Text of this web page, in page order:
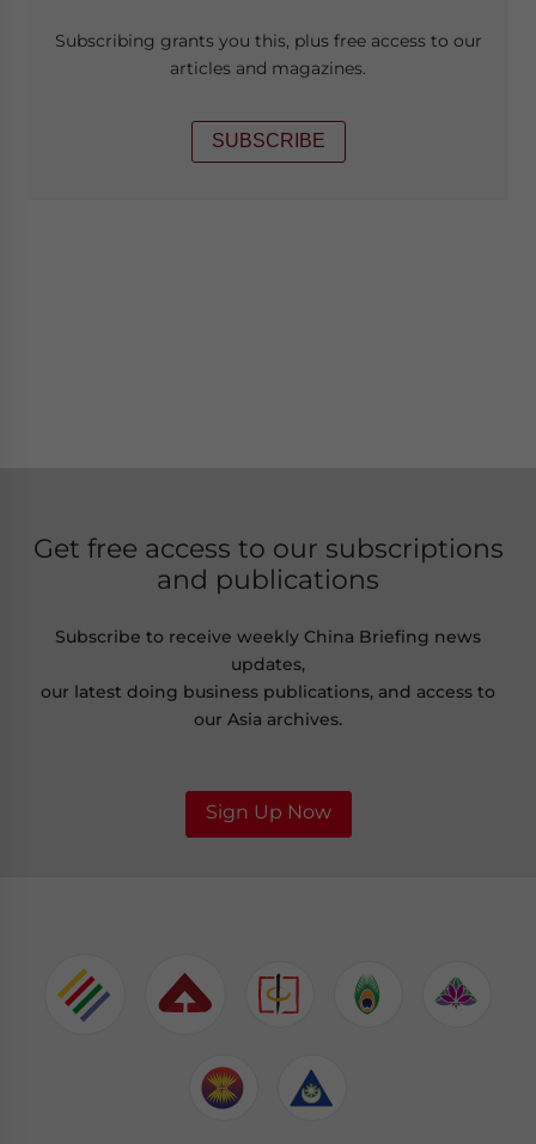
Subscribing grants you this, plus free access to our
articles and magazines.
SUBSCRIBE
Get free access to our subscriptions
and publications
Subscribe to receive weekly China Briefing news
updates,
our latest doing business publications, and access to
our Asia archives.
Sign Up Now